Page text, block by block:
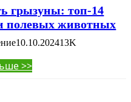
грызуны: топ-14
полевых животных
10.10.202413K
>>